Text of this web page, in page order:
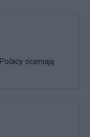
oceniają